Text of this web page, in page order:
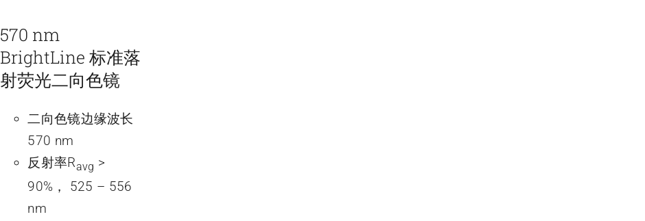
570 nm
BrightLine 标准落
射荧光二向色镜
二向色镜边缘波长
570 nm
反射率Ravg >
90%， 525 – 556
nm